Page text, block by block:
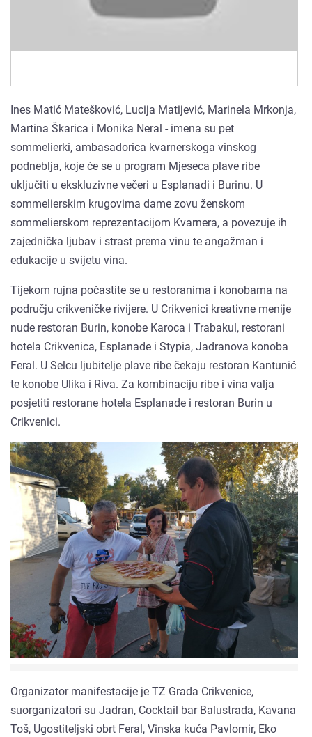
Ines Matić Matešković, Lucija Matijević, Marinela Mrkonja,
Martina Škarica i Monika Neral - imena su pet
sommelierki, ambasadorica kvarnerskoga vinskog
podneblja, koje će se u program Mjeseca plave ribe
uključiti u ekskluzivne večeri u Esplanadi i Burinu. U
sommelierskim krugovima dame zovu ženskom
sommelierskom reprezentacijom Kvarnera, a povezuje ih
zajednička ljubav i strast prema vinu te angažman i
edukacije u svijetu vina.
Tijekom rujna počastite se u restoranima i konobama na
području crikveničke rivijere. U Crikvenici kreativne menije
nude restoran Burin, konobe Karoca i Trabakul, restorani
hotela Crikvenica, Esplanade i Stypia, Jadranova konoba
Feral. U Selcu ljubitelje plave ribe čekaju restoran Kantunić
te konobe Ulika i Riva. Za kombinaciju ribe i vina valja
posjetiti restorane hotela Esplanade i restoran Burin u
Crikvenici.
Organizator manifestacije je TZ Grada Crikvenice,
suorganizatori su Jadran, Cocktail bar Balustrada, Kavana
Toš, Ugostiteljski obrt Feral, Vinska kuća Pavlomir, Eko